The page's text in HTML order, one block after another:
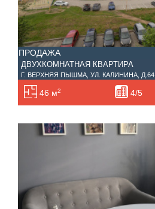
ПРОДАЖА
ДВУХКОМНАТНАЯ КВАРТИРА
Г. ВЕРХНЯЯ ПЫШМА, УЛ. КАЛИНИНА, Д.64
46 м2 4/5